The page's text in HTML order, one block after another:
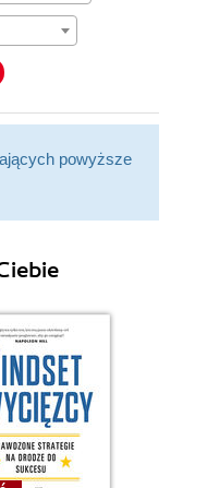
powyższe